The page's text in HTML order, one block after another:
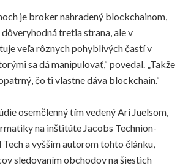
je broker nahradený blockchainom,
tretia strana, ale v
veľa rôznych pohyblivých častí v
sa dá manipulovať,“ povedal. „Takže
čo ti vlastne dáva blockchain.“
osemčlenný tím vedený Ari Juelsom,
na inštitúte Jacobs Technion-
a vyšším autorom tohto článku,
sledovaním obchodov na šiestich